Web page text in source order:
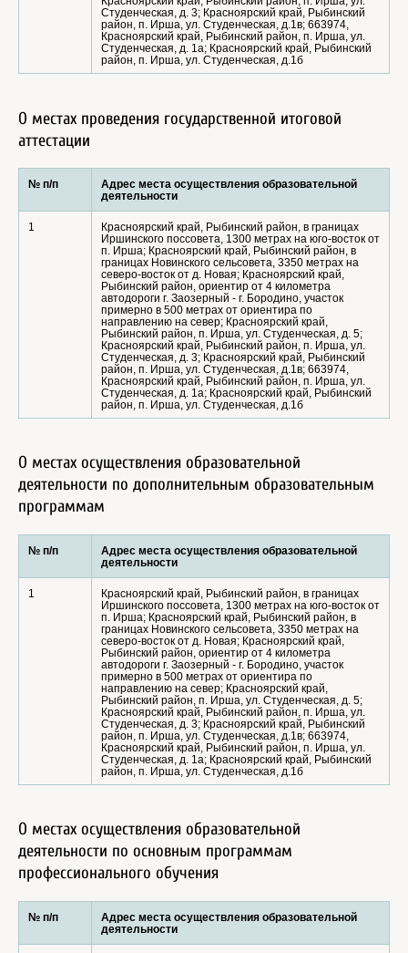
Студенческая, д. 3; Красноярский край, Рыбинский
район, п. Ирша, ул. Студенческая, д.1в; 663974,
Красноярский край, Рыбинский район, п. Ирша, ул.
Студенческая, д. 1а; Красноярский край, Рыбинский
район, п. Ирша, ул. Студенческая, д.1б
О местах проведения государственной итоговой
аттестации
№ п/п
Адрес места осуществления образовательной
деятельности
1
Красноярский край, Рыбинский район, в границах
Иршинского поссовета, 1300 метрах на юго-восток от
п. Ирша; Красноярский край, Рыбинский район, в
границах Новинского сельсовета, 3350 метрах на
северо-восток от д. Новая; Красноярский край,
Рыбинский район, ориентир от 4 километра
автодороги г. Заозерный - г. Бородино, участок
примерно в 500 метрах от ориентира по
направлению на север; Красноярский край,
Рыбинский район, п. Ирша, ул. Студенческая, д. 5;
Красноярский край, Рыбинский район, п. Ирша, ул.
Студенческая, д. 3; Красноярский край, Рыбинский
район, п. Ирша, ул. Студенческая, д.1в; 663974,
Красноярский край, Рыбинский район, п. Ирша, ул.
Студенческая, д. 1а; Красноярский край, Рыбинский
район, п. Ирша, ул. Студенческая, д.1б
О местах осуществления образовательной
деятельности по дополнительным образовательным
программам
№ п/п
Адрес места осуществления образовательной
деятельности
1
Красноярский край, Рыбинский район, в границах
Иршинского поссовета, 1300 метрах на юго-восток от
п. Ирша; Красноярский край, Рыбинский район, в
границах Новинского сельсовета, 3350 метрах на
северо-восток от д. Новая; Красноярский край,
Рыбинский район, ориентир от 4 километра
автодороги г. Заозерный - г. Бородино, участок
примерно в 500 метрах от ориентира по
направлению на север; Красноярский край,
Рыбинский район, п. Ирша, ул. Студенческая, д. 5;
Красноярский край, Рыбинский район, п. Ирша, ул.
Студенческая, д. 3; Красноярский край, Рыбинский
район, п. Ирша, ул. Студенческая, д.1в; 663974,
Красноярский край, Рыбинский район, п. Ирша, ул.
Студенческая, д. 1а; Красноярский край, Рыбинский
район, п. Ирша, ул. Студенческая, д.1б
О местах осуществления образовательной
деятельности по основным программам
профессионального обучения
№ п/п
Адрес места осуществления образовательной
деятельности